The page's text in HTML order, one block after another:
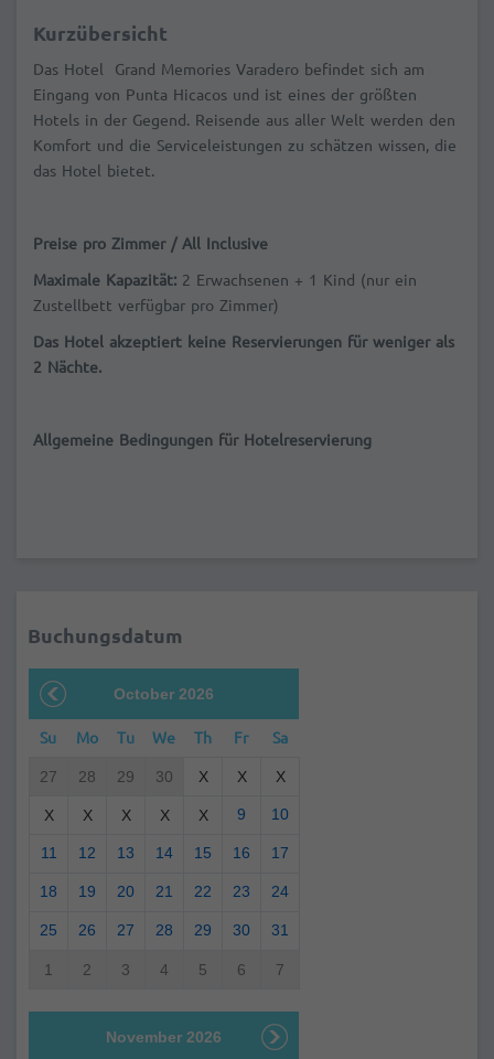
Kurzübersicht
Das Hotel Grand Memories Varadero befindet sich am
Eingang von Punta Hicacos und ist eines der größten
Hotels in der Gegend. Reisende aus aller Welt werden den
Komfort und die Serviceleistungen zu schätzen wissen, die
das Hotel bietet.
Preise pro Zimmer / All Inclusive
Maximale Kapazität: 2 Erwachsenen + 1 Kind (nur ein
Zustellbett verfügbar pro Zimmer)
Das Hotel akzeptiert keine Reservierungen für weniger als
2 Nächte.
Allgemeine Bedingungen für Hotelreservierung
Buchungsdatum
October 2026
Su Mo Tu We Th Fr Sa
27 28 29 30 X X X
X X X X X 9 10
11 12 13 14 15 16 17
18 19 20 21 22 23 24
25 26 27 28 29 30 31
1 2 3 4 5 6 7
November 2026